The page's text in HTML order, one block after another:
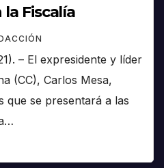
Fiscalía
– El expresidente y líder
(CC), Carlos Mesa,
que se presentará a las